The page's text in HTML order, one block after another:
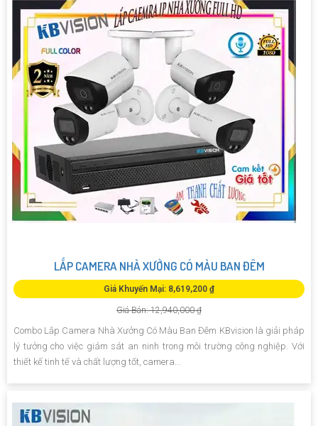
LẮP CAMERA NHÀ XƯỞNG CÓ MÀU BAN ĐÊM
Giá Khuyến Mại: 8,619,200 ₫
Giá Bán: 12,940,000 ₫
Combo Lắp Camera Nhà Xưởng Có Màu Ban Đêm KBvision là giải pháp
lý tưởng cho việc giám sát an ninh trong môi trường công nghiệp. Với
thiết kế tinh tế và chất lượng tốt, camera...